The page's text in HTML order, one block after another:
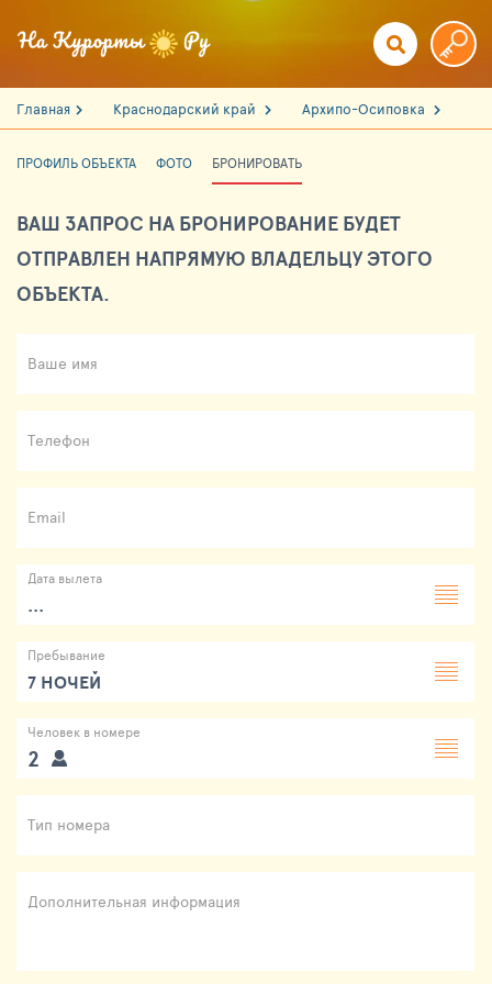
Главная Краснодарский край Архипо-Осиповка
ПРОФИЛЬ ОБЪЕКТА ФОТО БРОНИРОВАТЬ
ВАШ ЗАПРОС НА БРОНИРОВАНИЕ БУДЕТ
ОТПРАВЛЕН НАПРЯМУЮ ВЛАДЕЛЬЦУ ЭТОГО
ОБЪЕКТА.
Ваше имя
Телефон
Email
Дата вылета
...
Пребывание
7 НОЧЕЙ
Человек в номере
2
Тип номера
Дополнительная информация